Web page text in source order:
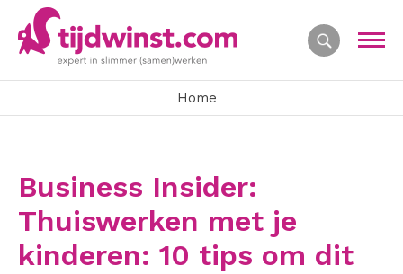
Home
Business Insider:
Thuiswerken met je
kinderen: 10 tips om dit